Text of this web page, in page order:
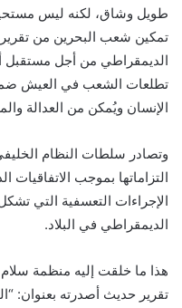
طويل وشاق، لكنه ليس
تمكين شعب البحرين من
الديمقراطي من أجل مستقبل
تطلعات الشعب في العيش
الإنسان ويُمكن من العدالة
وتصادر سلطات النظام
التزاماتها بموجب
الإجراءات التعسفية التي
الديمقراطي في البلاد.
هذا ما خلقت إليه منظمة سلام
تقرير حديث أصدرته بعنوان: